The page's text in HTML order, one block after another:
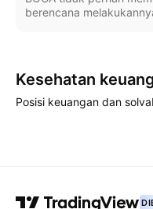
berencana
Kesehatan
Posisi keuangan dan